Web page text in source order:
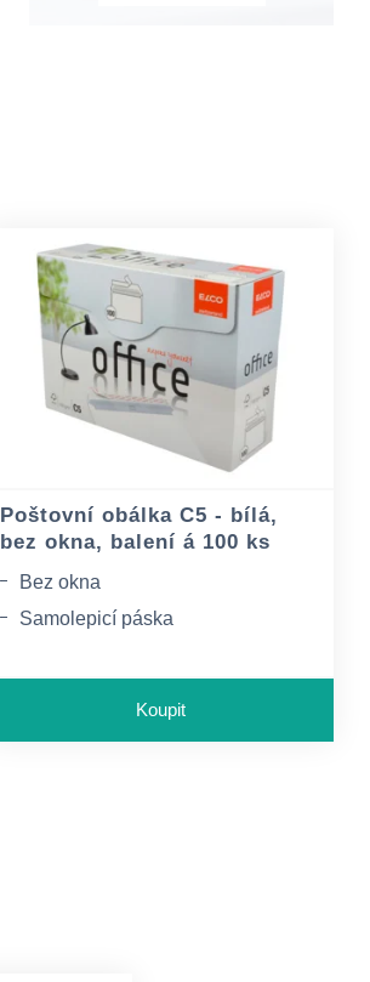
Poštovní obálka C5 - bílá,
bez okna, balení á 100 ks
Bez okna
Samolepicí páska
Koupit